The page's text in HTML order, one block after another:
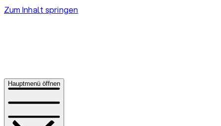
Zum Inhalt springen
Hauptmenü öffnen